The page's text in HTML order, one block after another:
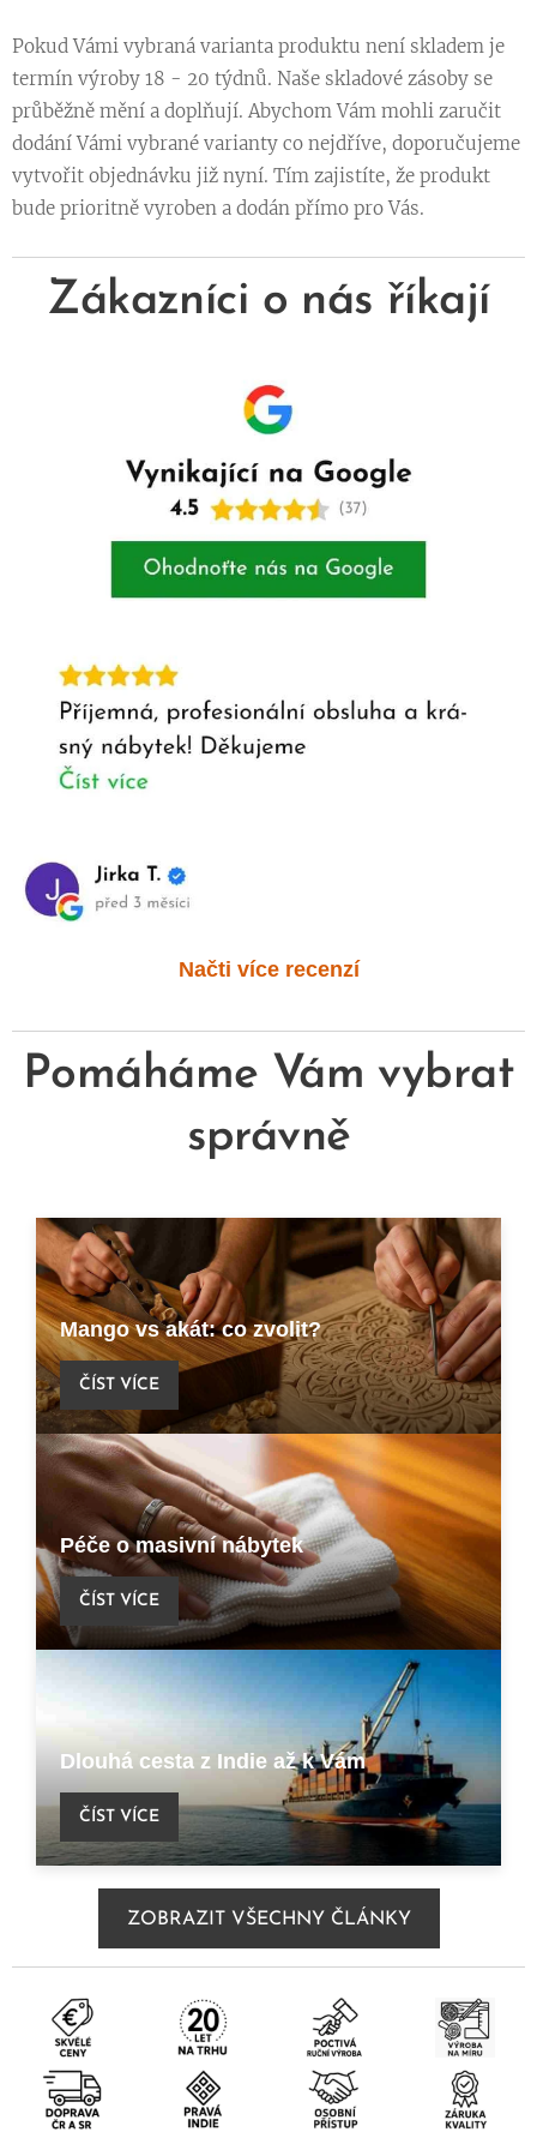
Pokud Vámi vybraná varianta produktu není skladem je
termín výroby 18 - 20 týdnů. Naše skladové zásoby se
průběžně mění a doplňují. Abychom Vám mohli zaručit
dodání Vámi vybrané varianty co nejdříve, doporučujeme
vytvořit objednávku již nyní. Tím zajistíte, že produkt
bude prioritně vyroben a dodán přímo pro Vás.
Zákazníci o nás říkají
Načti více recenzí
Pomáháme Vám vybrat
správně
Mango vs akát: co zvolit?
ČÍST VÍCE
Péče o masivní nábytek
ČÍST VÍCE
Dlouhá cesta z Indie až k Vám
ČÍST VÍCE
ZOBRAZIT VŠECHNY ČLÁNKY